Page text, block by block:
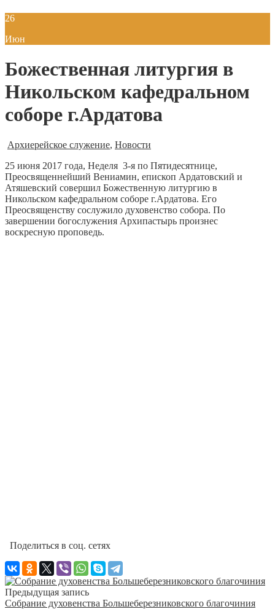
26
Июн
Божественная литургия в
Никольском кафедральном
соборе г.Ардатова
Архиерейское служение, Новости
25 июня 2017 года, Неделя 3-я по Пятидесятнице,
Преосвященнейший Вениамин, епископ Ардатовский и
Атяшевский совершил Божественную литургию в
Никольском кафедральном соборе г.Ардатова. Его
Преосвященству сослужило духовенство собора. По
завершении богослужения Архипастырь произнес
воскресную проповедь.
Поделиться в соц. сетях
Предыдущая запись
Собрание духовенства Большеберезниковского благочиния